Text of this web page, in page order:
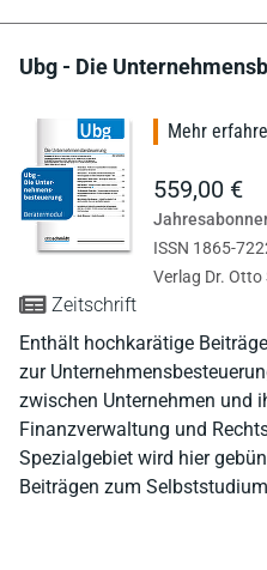
Ubg - Die
Zeitschrift
Enthält hochkarätige
zur
zwischen Unternehmen und
Finanzverwaltung und
Spezialgebiet wird hier
Beiträgen zum
Mehr
559,00 €
ISSN 1865-
Verlag Dr. Otto